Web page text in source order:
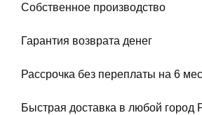
Собственное производство
Гарантия возврата денег
Рассрочка без переплаты на 6
Быстрая доставка в любой город